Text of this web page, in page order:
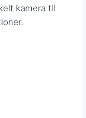
kamera til